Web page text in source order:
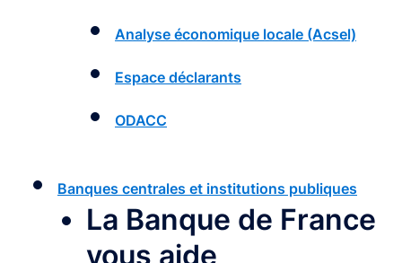
Analyse économique locale (Acsel)
Espace déclarants
ODACC
Banques centrales et institutions publiques
La Banque de France
vous aide